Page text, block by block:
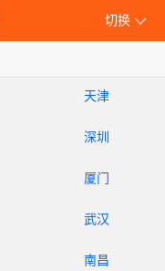
切换
天津
深圳
厦门
武汉
南昌